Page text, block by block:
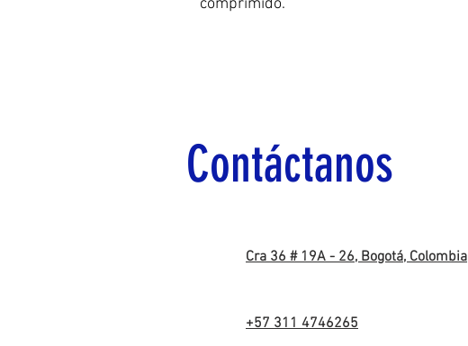
comprimido.
Contáctanos
Cra 36 # 19A - 26, Bogotá, Colombia
+57 311 4746265